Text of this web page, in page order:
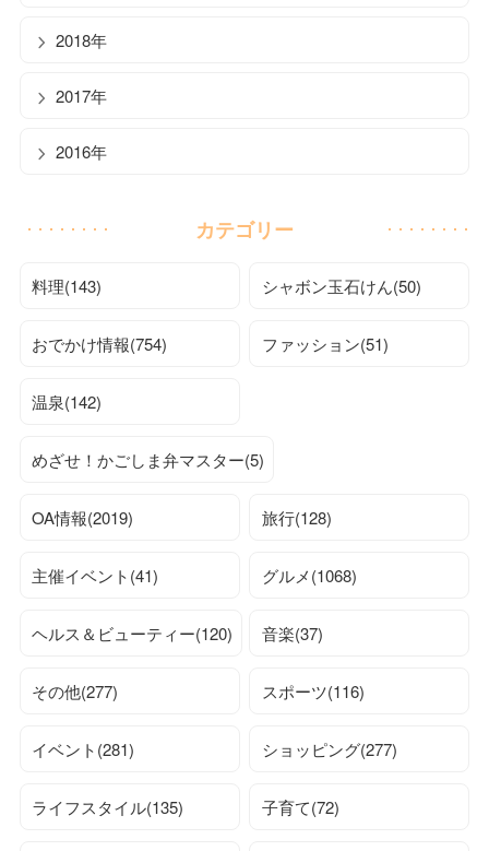
2018年
2017年
2016年
カテゴリー
料理(143) シャボン玉石けん(50)
おでかけ情報(754) ファッション(51)
温泉(142)
めざせ！かごしま弁マスター(5)
OA情報(2019) 旅行(128)
主催イベント(41) グルメ(1068)
ヘルス＆ビューティー(120) 音楽(37)
その他(277) スポーツ(116)
イベント(281) ショッピング(277)
ライフスタイル(135) 子育て(72)